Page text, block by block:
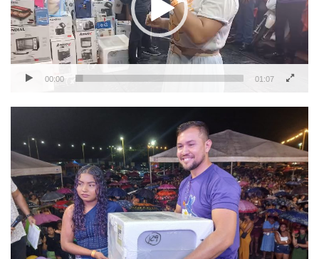
00:00 01:07